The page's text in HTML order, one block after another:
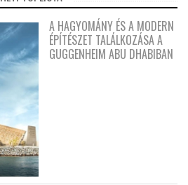
A HAGYOMÁNY ÉS A MODERN
ÉPÍTÉSZET TALÁLKOZÁSA A
GUGGENHEIM ABU DHABIBAN